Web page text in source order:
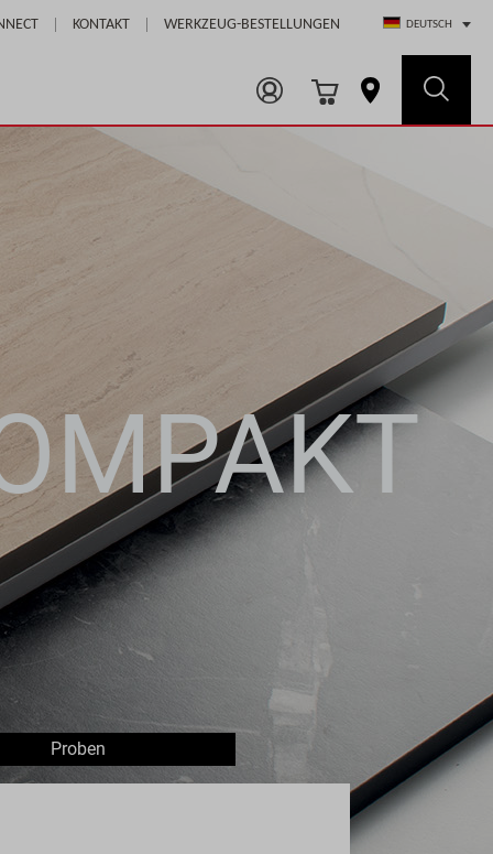
KONTAKT WERKZEUG-BESTELLUNGEN
Select Store
DEUTSCH
Proben